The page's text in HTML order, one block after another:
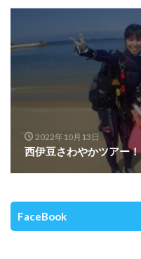
2022年10月13日
西伊豆さわやかツアー！
FaceBook